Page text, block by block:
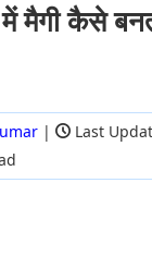
मैगी कैसे
|
Last